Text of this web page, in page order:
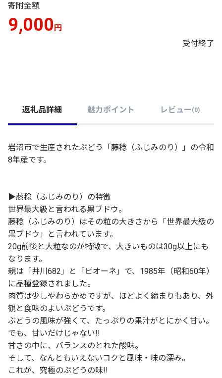
寄附金額
9,000 円
受付終了
返礼品詳細 魅力ポイント レビュー (0)
岩沼市で生産されたぶどう「藤稔（ふじみのり）」の令和
8年産です。
▶藤稔（ふじみのり）の特徴
世界最大級と言われる黒ブドウ。
藤稔（ふじみのり）はその粒の大きさから「世界最大級の
黒ブドウ」と言われています。
20g前後と大粒なのが特徴で、大きいものは30g以上にも
なります。
親は「井川682」と「ピオーネ」で、1985年（昭和60年）
に品種登録されました。
肉質は少しやわらかめですが、ほどよく締まりもあり、外
観と食味のよいぶどうです。
ぶどうの風味が強くて、たっぷりの果汁がとにかく甘い。
でも、甘いだけじゃない!!
甘さの中に、バランスのとれた酸味。
そして、なんともいえないコクと風味・味の深み。
これが、究極のぶどうの味!!